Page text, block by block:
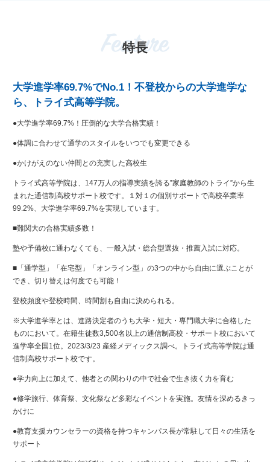
特長
Feature
大学進学率69.7%でNo.1！不登校からの大学進学な
ら、トライ式高等学院。
●大学進学率69.7%！圧倒的な大学合格実績！
●体調に合わせて通学のスタイルをいつでも変更できる
●かけがえのない仲間との充実した高校生
トライ式高等学院は、147万人の指導実績を誇る‟家庭教師のトライ”から生
まれた通信制高校サポート校です。１対１の個別サポートで高校卒業率
99.2%、大学進学率69.7%を実現しています。
■難関大の合格実績多数！
塾や予備校に通わなくても、一般入試・総合型選抜・推薦入試に対応。
■「通学型」「在宅型」「オンライン型」の3つの中から自由に選ぶことが
でき、切り替えは何度でも可能！
登校頻度や登校時間、時間割も自由に決められる。
※⼤学進学率とは、進路決定者のうち⼤学・短⼤・専⾨職⼤学に合格した
ものにおいて。在籍⽣徒数3,500名以上の通信制⾼校・サポート校において
進学率全国1位。2023/3/23 産経メディックス調べ。トライ式⾼等学院は通
信制⾼校サポート校です。
●学力向上に加えて、他者との関わりの中で社会で生き抜く力を育む
●修学旅行、体育祭、文化祭など多彩なイベントを実施。友情を深めるきっ
かけに​
●教育支援カウンセラーの資格を持つキャンパス長が常駐して日々の生活を
サポート